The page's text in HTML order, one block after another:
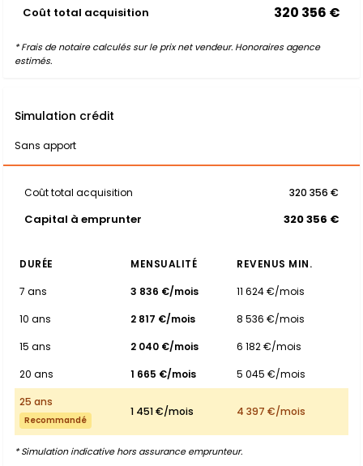
Coût total acquisition 320 356 €
* Frais de notaire calculés sur le prix net vendeur. Honoraires agence
estimés.
Simulation crédit
Sans apport
Coût total acquisition 320 356 €
Capital à emprunter 320 356 €
DURÉE MENSUALITÉ
REVENUS MIN.
7 ans
3 836 €/mois
11 624 €/mois
10 ans
2 817 €/mois
8 536 €/mois
15 ans
2 040 €/mois
6 182 €/mois
20 ans
1 665 €/mois
5 045 €/mois
25 ans
Recommandé
1 451 €/mois 4 397 €/mois
* Simulation indicative hors assurance emprunteur.